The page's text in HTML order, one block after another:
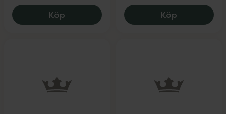
Köp Nicotinell Mint 2 mg, 399 kr.
Köp Nicotinell